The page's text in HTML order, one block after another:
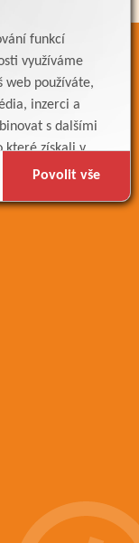
funkcí
využíváme
web používáte,
inzerci a
s dalšími
které získali v
Povolit vše